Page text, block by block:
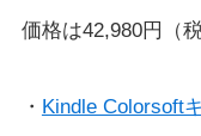
価格は42,980円（
・ Kindle Colorsoft